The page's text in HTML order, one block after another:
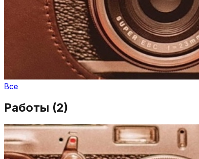
Все
Работы (2)